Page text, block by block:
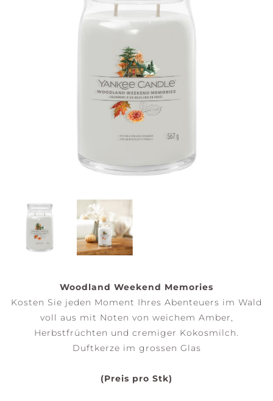
Woodland Weekend Memories
Kosten Sie jeden Moment Ihres Abenteuers im Wald
voll aus mit Noten von weichem Amber,
Herbstfrüchten und cremiger Kokosmilch.
Duftkerze im grossen Glas
(Preis pro Stk)